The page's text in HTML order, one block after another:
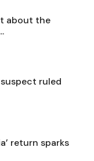
about the
ruled
return sparks